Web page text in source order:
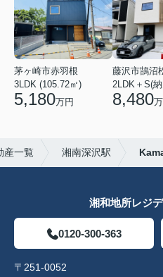
茅ヶ崎市赤羽根
3LDK (105.72㎡)
5,180万円 8,480
産一覧 湘南深沢駅
湘和地所レジ
0120-300-363
〒251-0052